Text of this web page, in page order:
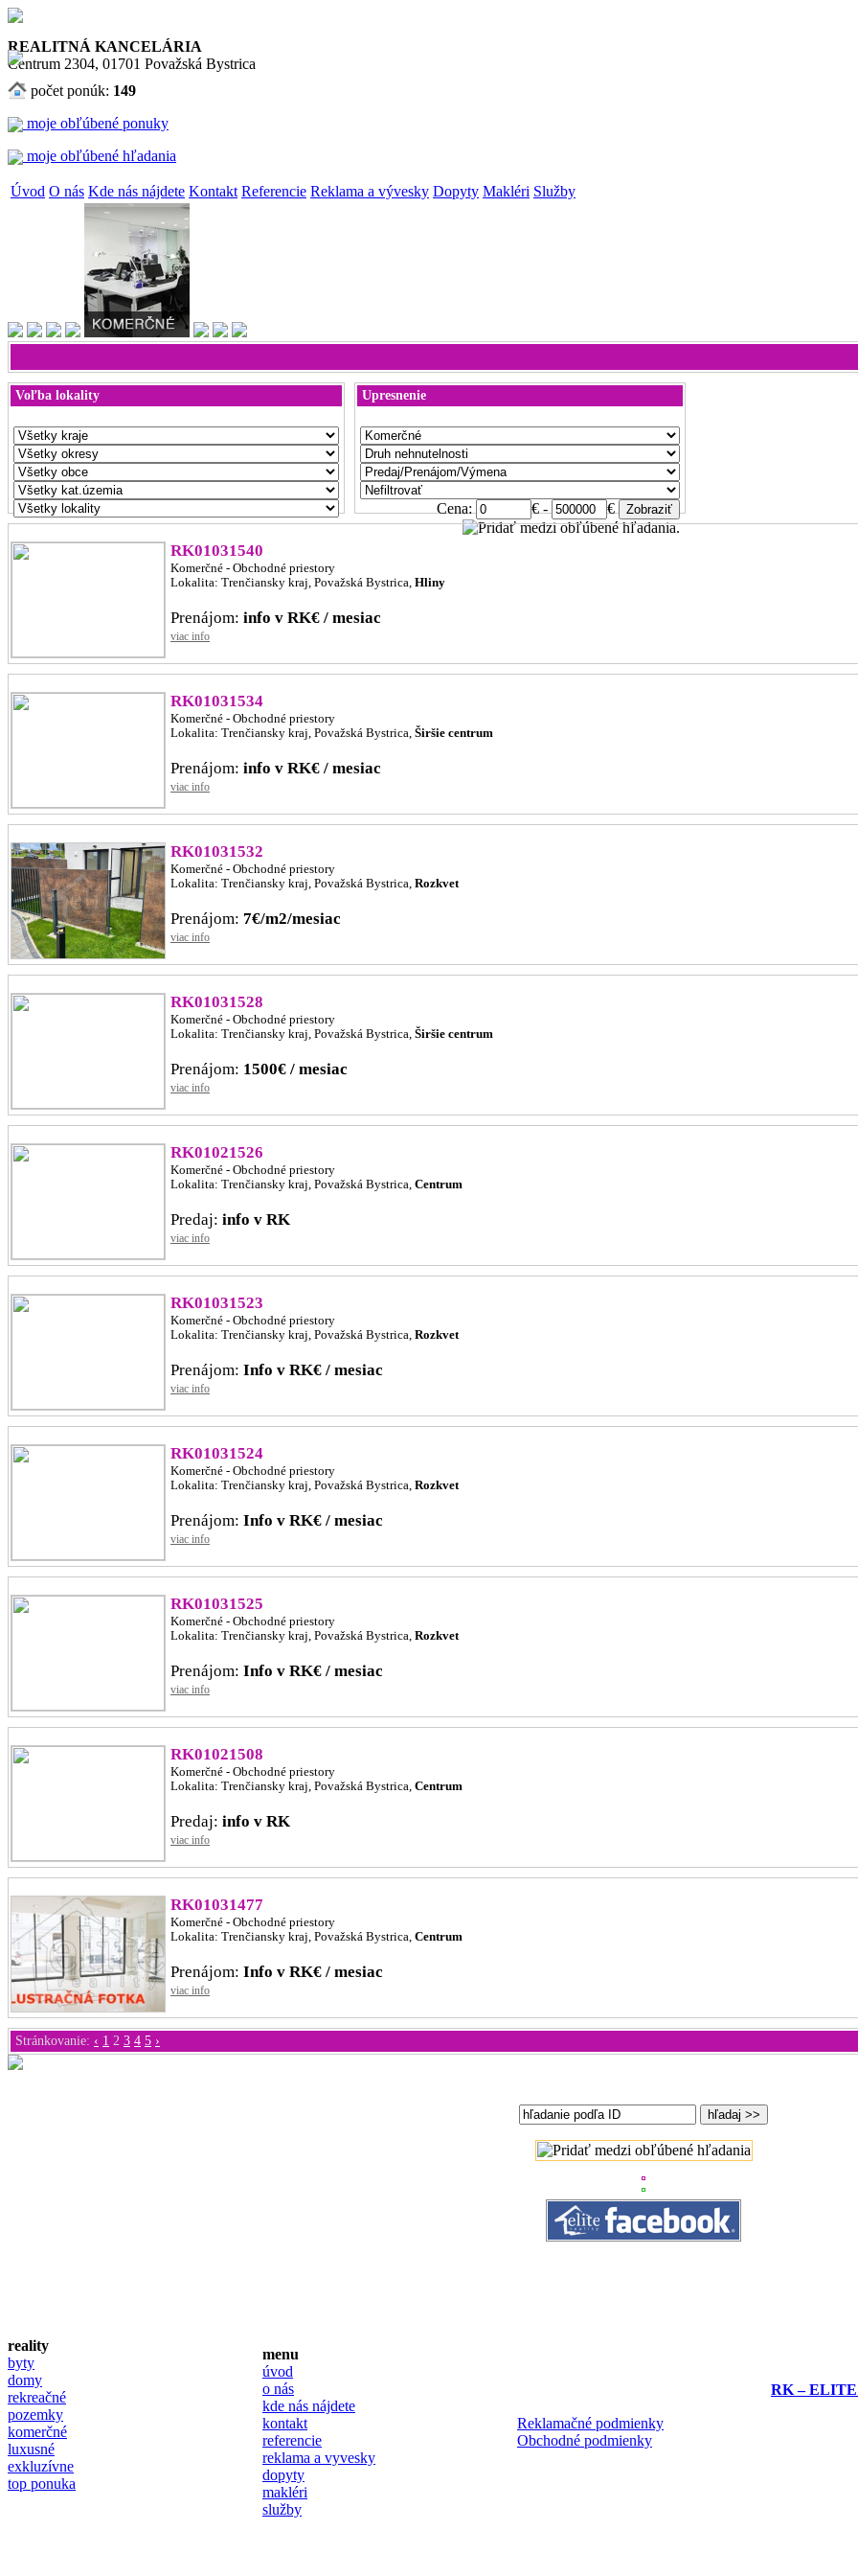
REALITNÁ KANCELÁRIA
Centrum 2304, 01701 Považská Bystrica
počet ponúk: 149
moje obľúbené ponuky
moje obľúbené hľadania
Úvod O nás Kde nás nájdete Kontakt Referencie Reklama a vývesky Dopyty Makléri Služby
Voľba lokality Upresnenie
Cena: € -
€
.
RK01031540
Komerčné - Obchodné priestory
Lokalita: Trenčiansky kraj, Považská Bystrica, Hliny
Prenájom: info v RK€ / mesiac
viac info
RK01031534
Komerčné - Obchodné priestory
Lokalita: Trenčiansky kraj, Považská Bystrica, Širšie centrum
Prenájom: info v RK€ / mesiac
viac info
RK01031532
Komerčné - Obchodné priestory
Lokalita: Trenčiansky kraj, Považská Bystrica, Rozkvet
Prenájom: 7€/m2/mesiac
viac info
RK01031528
Komerčné - Obchodné priestory
Lokalita: Trenčiansky kraj, Považská Bystrica, Širšie centrum
Prenájom: 1500€ / mesiac
viac info
RK01021526
Komerčné - Obchodné priestory
Lokalita: Trenčiansky kraj, Považská Bystrica, Centrum
Predaj: info v RK
viac info
RK01031523
Komerčné - Obchodné priestory
Lokalita: Trenčiansky kraj, Považská Bystrica, Rozkvet
Prenájom: Info v RK€ / mesiac
viac info
RK01031524
Komerčné - Obchodné priestory
Lokalita: Trenčiansky kraj, Považská Bystrica, Rozkvet
Prenájom: Info v RK€ / mesiac
viac info
RK01031525
Komerčné - Obchodné priestory
Lokalita: Trenčiansky kraj, Považská Bystrica, Rozkvet
Prenájom: Info v RK€ / mesiac
viac info
RK01021508
Komerčné - Obchodné priestory
Lokalita: Trenčiansky kraj, Považská Bystrica, Centrum
Predaj: info v RK
viac info
RK01031477
Komerčné - Obchodné priestory
Lokalita: Trenčiansky kraj, Považská Bystrica, Centrum
Prenájom: Info v RK€ / mesiac
viac info
Stránkovanie: ‹ 1 2 3 4 5 ›
reality
byty
domy
rekreačné
pozemky
komerčné
luxusné
exkluzívne
top ponuka
menu
úvod
o nás
kde nás nájdete
kontakt
referencie
reklama a vyvesky
dopyty
makléri
služby
Reklamačné podmienky
Obchodné podmienky
RK – ELITE